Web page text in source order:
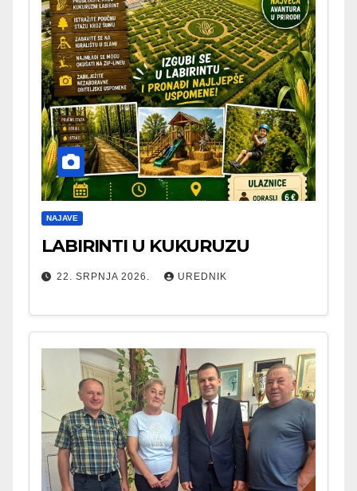
NAJAVE
LABIRINTI U KUKURUZU
22. SRPNJA 2026. UREDNIK